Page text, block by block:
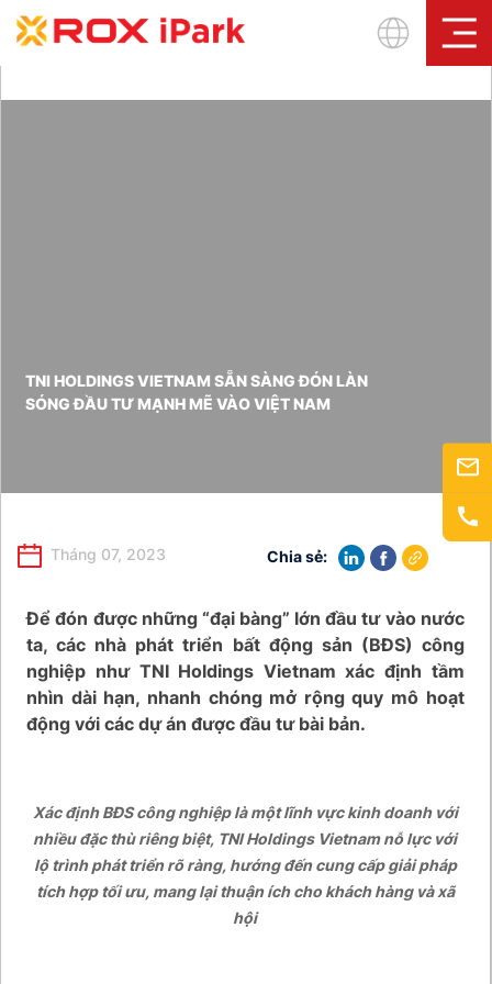
Sign In
TNI HOLDINGS VIETNAM SẴN SÀNG ĐÓN LÀN
SÓNG ĐẦU TƯ MẠNH MẼ VÀO VIỆT NAM
Tháng 07, 2023 Chia sẻ:
Để đón được những “đại bàng” lớn đầu tư vào nước
ta, các nhà phát triển bất động sản (BĐS) công
nghiệp như TNI Holdings Vietnam xác định tầm
nhìn dài hạn, nhanh chóng mở rộng quy mô hoạt
động với các dự án được đầu tư bài bản.
Xác định BĐS công nghiệp là một lĩnh vực kinh doanh với
nhiều đặc thù riêng biệt, TNI Holdings Vietnam nỗ lực với
lộ trình phát triển rõ ràng, hướng đến cung cấp giải pháp
tích hợp tối ưu, mang lại thuận ích cho khách hàng và xã
hội